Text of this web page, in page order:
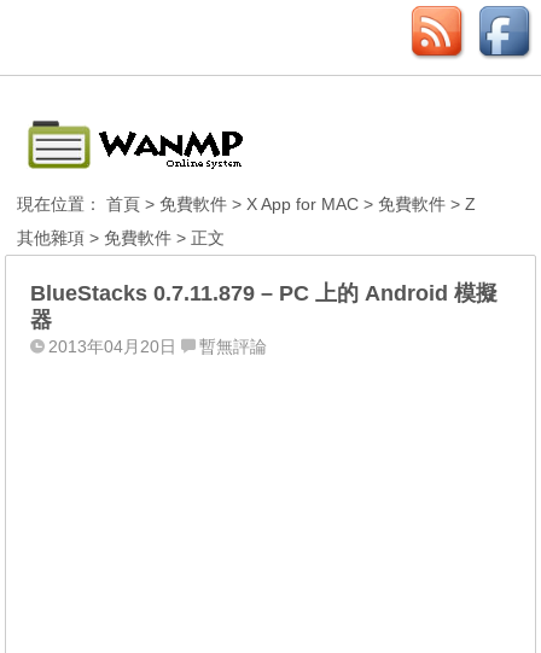
現在位置：首頁 >免費軟件 > X App for MAC >免費軟件 >Z
其他雜項 >免費軟件 > 正文
BlueStacks 0.7.11.879 – PC 上的 Android 模擬
器
2013年04月20日 暫無評論